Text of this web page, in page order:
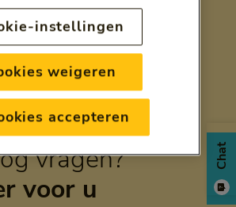
vragen?
voor u
Chat
instellingen
weigeren
accepteren